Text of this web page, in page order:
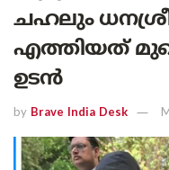
ചഹലും
എത്തിയത്
ഉടൻ
by Brave India Desk